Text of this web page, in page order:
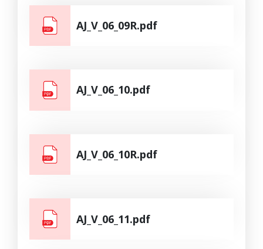
AJ_V_06_09R.pdf
AJ_V_06_10.pdf
AJ_V_06_10R.pdf
AJ_V_06_11.pdf